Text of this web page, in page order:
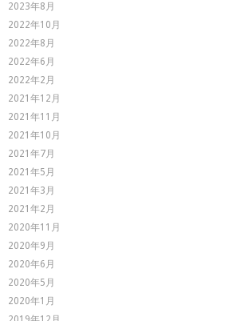
2023年8月
2022年10月
2022年8月
2022年6月
2022年2月
2021年12月
2021年11月
2021年10月
2021年7月
2021年5月
2021年3月
2021年2月
2020年11月
2020年9月
2020年6月
2020年5月
2020年1月